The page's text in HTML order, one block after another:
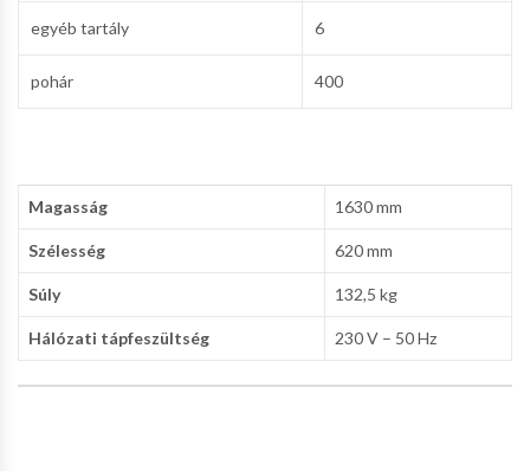
egyéb tartály 6
pohár 400
Magasság 1630 mm
Szélesség 620 mm
Súly 132,5 kg
Hálózati tápfeszültség 230 V – 50 Hz